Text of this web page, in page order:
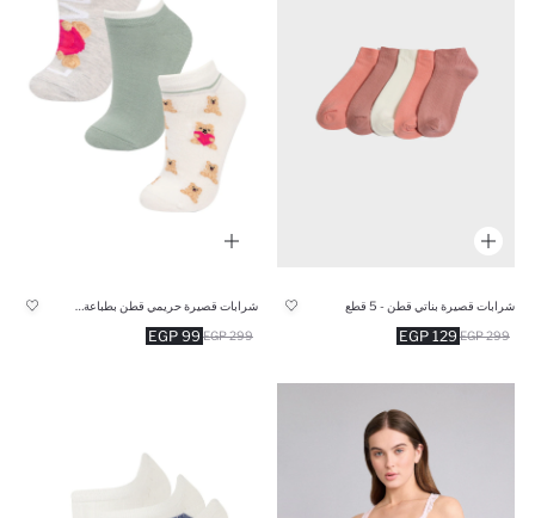
شرابات قصيرة بناتي قطن - 5 قطع
129 EGP 299 EGP
شرابات قصيرة حريمي قطن بطباعة - 3 قطع
99 EGP 299 EGP